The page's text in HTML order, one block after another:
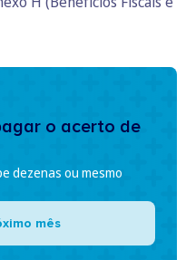
o acerto de
dezenas ou mesmo
mês